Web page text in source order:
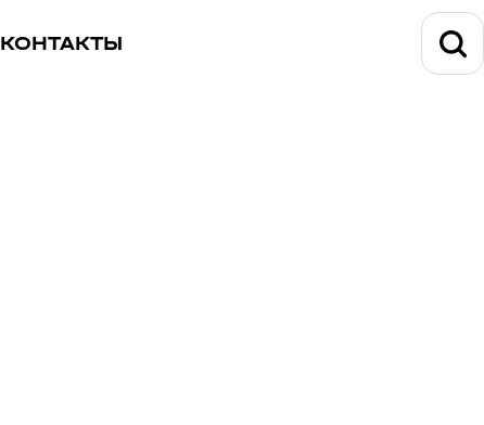
КОНТАКТЫ